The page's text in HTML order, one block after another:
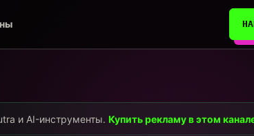
и AI-инструменты.Купить рекламу в этом